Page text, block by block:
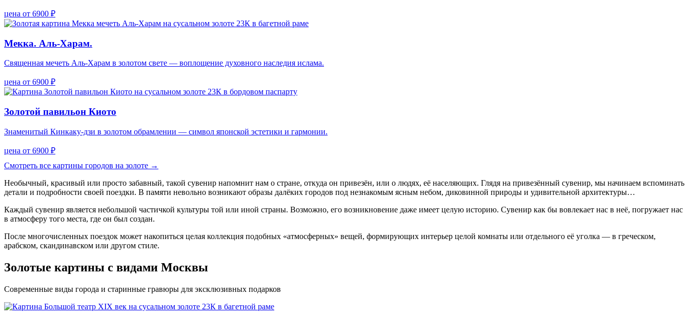
цена от 6900 ₽
Мекка. Аль-Харам.
Священная мечеть Аль‑Харам в золотом свете — воплощение духовного наследия ислама.
цена от 6900 ₽
Золотой павильон Киото
Знаменитый Кинкаку‑дзи в золотом обрамлении — символ японской эстетики и гармонии.
цена от 6900 ₽
Смотреть все картины городов на золоте →
Необычный, красивый или просто забавный, такой сувенир напомнит нам о стране, откуда он привезён, или о людях, её населяющих. Глядя на привезённый сувенир, мы начинаем вспоминать
детали и подробности своей поездки. В памяти невольно возникают образы далёких городов под незнакомым ясным небом, диковинной природы и удивительной архитектуры…
Каждый сувенир является небольшой частичкой культуры той или иной страны. Возможно, его возникновение даже имеет целую историю. Сувенир как бы вовлекает нас в неё, погружает нас
в атмосферу того места, где он был создан.
После многочисленных поездок может накопиться целая коллекция подобных «атмосферных» вещей, формирующих интерьер целой комнаты или отдельного её уголка — в греческом,
арабском, скандинавском или другом стиле.
Золотые картины с видами Москвы
Современные виды города и старинные гравюры для эксклюзивных подарков